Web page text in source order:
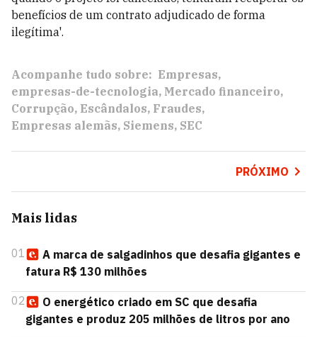
benefícios de um contrato adjudicado de forma
ilegítima'.
Acompanhe tudo sobre: Empresas
empresas-de-tecnologia Mercado financeiro
Corrupção Escândalos Fraudes
Empresas alemãs Siemens SEC
PRÓXIMO
Mais lidas
01
A marca de salgadinhos que desafia gigantes e
fatura R$ 130 milhões
02
O energético criado em SC que desafia
gigantes e produz 205 milhões de litros por ano